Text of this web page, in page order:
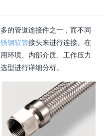
的管道连接件之一，而不同
钢软管接头来进行连接。在
环境、内部介质、工作压力
型进行详细分析。